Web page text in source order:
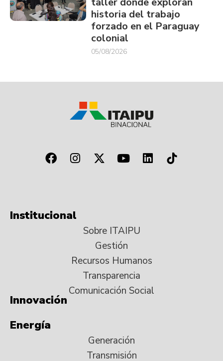
historia del trabajo
forzado en el Paraguay
colonial
05/08/2026
Institucional
Sobre ITAIPU
Gestión
Recursos Humanos
Transparencia
Comunicación Social
Innovación
Energía
Generación
Transmisión